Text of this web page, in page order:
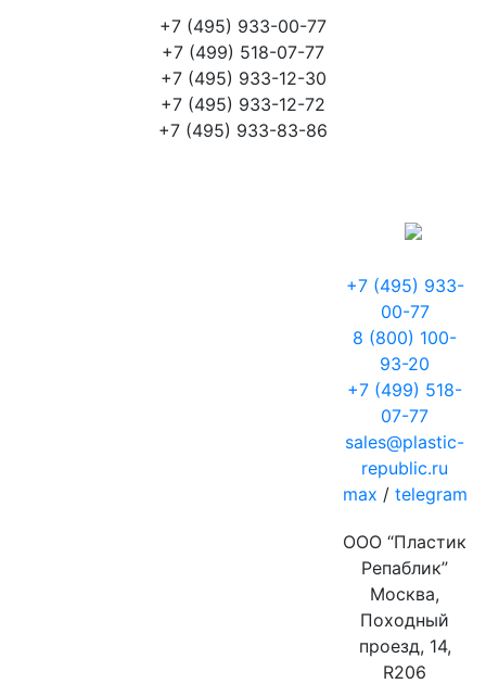
+7 (495) 933-00-77
+7 (499) 518-07-77
+7 (495) 933-12-30
+7 (495) 933-12-72
+7 (495) 933-83-86
+7 (495) 933-
00-77
8 (800) 100-
93-20
+7 (499) 518-
07-77
sales@plastic-
republic.ru
max / telegram
ООО “Пластик
Репаблик”
Москва,
Походный
проезд, 14,
R206